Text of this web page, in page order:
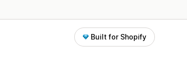
Built for Shopify